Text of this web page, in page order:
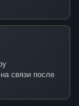
связи после